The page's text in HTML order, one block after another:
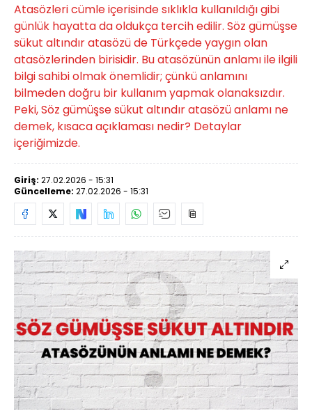
Atasözleri cümle içerisinde sıklıkla kullanıldığı gibi
günlük hayatta da oldukça tercih edilir. Söz gümüşse
sükut altındır atasözü de Türkçede yaygın olan
atasözlerinden birisidir. Bu atasözünün anlamı ile ilgili
bilgi sahibi olmak önemlidir; çünkü anlamını
bilmeden doğru bir kullanım yapmak olanaksızdır.
Peki, Söz gümüşse sükut altındır atasözü anlamı ne
demek, kısaca açıklaması nedir? Detaylar
içeriğimizde.
Giriş: 27.02.2026 - 15:31
Güncelleme: 27.02.2026 - 15:31